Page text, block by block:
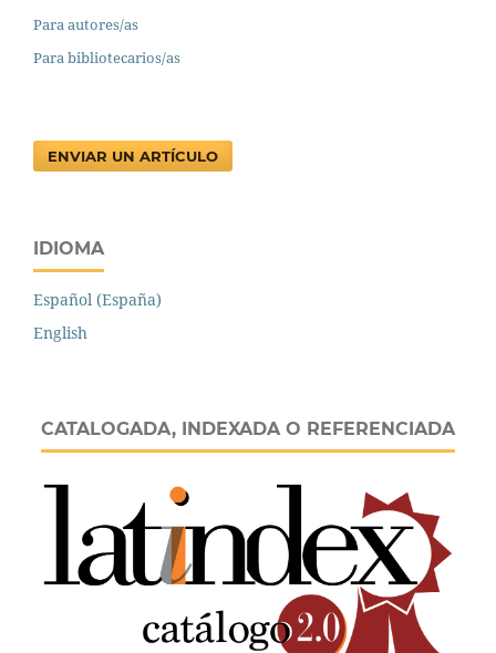
Para autores/as
Para bibliotecarios/as
ENVIAR UN ARTÍCULO
IDIOMA
Español (España)
English
CATALOGADA, INDEXADA O REFERENCIADA